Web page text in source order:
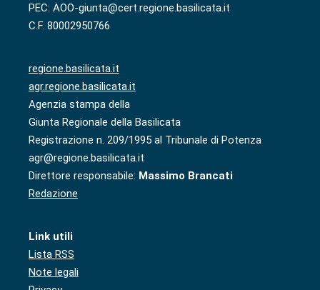
PEC: AOO-giunta@cert.regione.basilicata.it
C.F. 80002950766
regione.basilicata.it
agr.regione.basilicata.it
Agenzia stampa della
Giunta Regionale della Basilicata
Registrazione n. 209/1995 al Tribunale di Potenza
agr@regione.basilicata.it
Direttore responsabile: Massimo Brancati
Redazione
Link utili
Lista RSS
Note legali